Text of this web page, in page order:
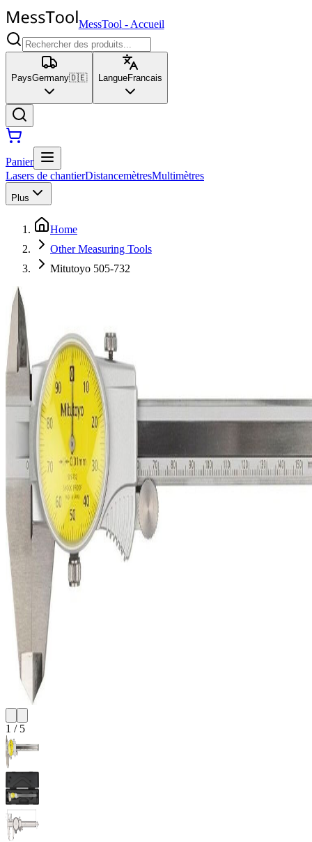
MessTool - Accueil
PaysGermany🇩🇪 LangueFrancais
Panier
Lasers de chantierDistancemètresMultimètres
Plus
Home
Other Measuring Tools
Mitutoyo 505-732
1 / 5